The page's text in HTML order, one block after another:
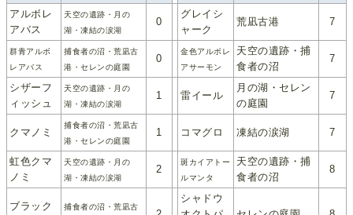
アルボレ
アバス
天空の遺跡・月の
湖・凍結の涙湖
0
グレイシ
ャーク
荒凪古港 7
群青アルボ
レアバス
捕食者の沼・荒凪古
港・セレンの庭園
0
金色アルボレ
アサーモン
天空の遺跡・捕
食者の沼
7
シザーフ
ィッシュ
天空の遺跡・月の
湖・凍結の涙湖
1 雷イール
月の湖・セレン
の庭園
7
クマノミ
捕食者の沼・荒凪古
港・セレンの庭園
1 コマグロ 凍結の涙湖 7
虹色クマ
ノミ
天空の遺跡・月の
湖・凍結の涙湖
2
斑カイアトー
ルマンタ
天空の遺跡・捕
食者の沼
8
ブラック
捕食者の沼・荒凪古
シャドウ